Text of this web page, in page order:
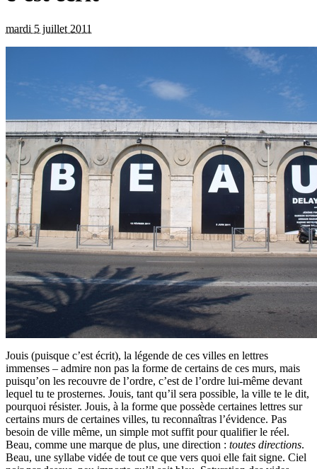
mardi 5 juillet 2011
Jouis (puisque c’est écrit), la légende de ces villes en lettres
immenses – admire non pas la forme de certains de ces murs, mais
puisqu’on les recouvre de l’ordre, c’est de l’ordre lui-même devant
lequel tu te prosternes. Jouis, tant qu’il sera possible, la ville te le dit,
pourquoi résister. Jouis, à la forme que possède certaines lettres sur
certains murs de certaines villes, tu reconnaîtras l’évidence. Pas
besoin de ville même, un simple mot suffit pour qualifier le réel.
Beau, comme une marque de plus, une direction : toutes directions.
Beau, une syllabe vidée de tout ce que vers quoi elle fait signe. Ciel